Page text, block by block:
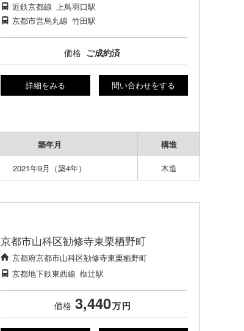
近鉄京都線 上鳥羽口駅
京都市営烏丸線 竹田駅
価格 ご成約済
詳細をみる 問い合わせをする
築年月 構造
2021年9月（築4年） 木造
京都市山科区勧修寺東栗栖野町
京都府京都市山科区勧修寺東栗栖野町
京都地下鉄東西線 椥辻駅
価格 3,440万円